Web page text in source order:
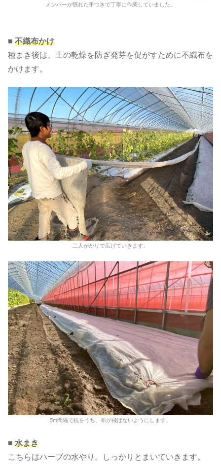
メンバーが慣れた手つきで丁寧に作業していました。
■ 不織布かけ
種まき後は、土の乾燥を防ぎ発芽を促がすために不織布を
かけます。
二人がかりで広げていきます。
5m間隔で杭をうち、布が飛ばないようにします。
■ 水まき
こちらはハーブの水やり。しっかりとまいていきます。